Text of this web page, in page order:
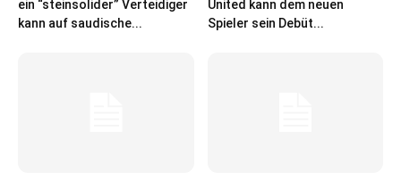
ein “steinsolider” Verteidiger
kann auf saudische...
United kann dem neuen
Spieler sein Debüt...